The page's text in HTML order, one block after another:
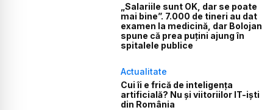
„Salariile sunt OK, dar se poate
mai bine”. 7.000 de tineri au dat
examen la medicină, dar Bolojan
spune că prea puțini ajung în
spitalele publice
Actualitate
Cui îi e frică de inteligența
artificială? Nu și viitoriilor IT-iști
din România